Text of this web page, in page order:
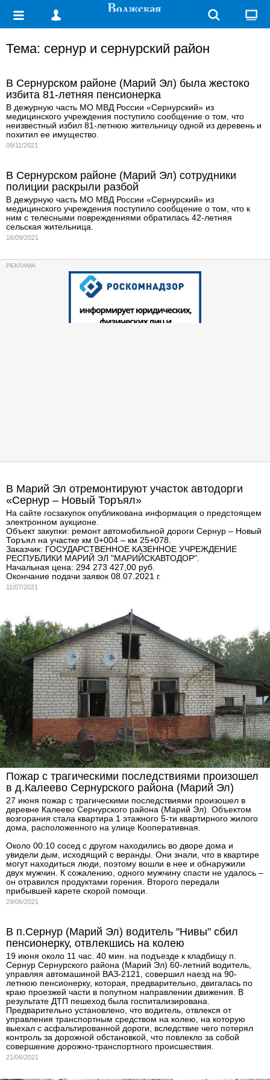
Тема: сернур и сернурский район
В Сернурском районе (Марий Эл) была жестоко
избита 81-летняя пенсионерка
В дежурную часть МО МВД России «Сернурский» из
медицинского учреждения поступило сообщение о том, что
неизвестный избил 81-летнюю жительницу одной из деревень и
похитил ее имущество.
09/11/2021
В Сернурском районе (Марий Эл) сотрудники
полиции раскрыли разбой
В дежурную часть МО МВД России «Сернурский» из
медицинского учреждения поступило сообщение о том, что к
ним с телесными повреждениями обратилась 42-летняя
сельская жительница.
16/09/2021
В Марий Эл отремонтируют участок автодорги
«Сернур – Новый Торъял»
На сайте госзакупок опубликована информация о предстоящем
электронном аукционе.
Объект закупки: ремонт автомобильной дороги Сернур – Новый
Торъял на участке км 0+004 – км 25+078.
Заказчик: ГОСУДАРСТВЕННОЕ КАЗЕННОЕ УЧРЕЖДЕНИЕ
РЕСПУБЛИКИ МАРИЙ ЭЛ "МАРИЙСКАВТОДОР".
Начальная цена: 294 273 427,00 руб.
Окончание подачи заявок 08.07.2021 г.
11/07/2021
Пожар с трагическими последствиями произошел
в д.Калеево Сернурского района (Марий Эл)
27 июня пожар с трагическими последствиями произошел в
деревне Калеево Сернурского района (Марий Эл). Объектом
возгорания стала квартира 1 этажного 5-ти квартирного жилого
дома, расположенного на улице Кооперативная.
Около 00:10 сосед с другом находились во дворе дома и
увидели дым, исходящий с веранды. Они знали, что в квартире
могут находиться люди, поэтому вошли в нее и обнаружили
двух мужчин. К сожалению, одного мужчину спасти не удалось –
он отравился продуктами горения. Второго передали
прибывшей карете скорой помощи.
29/06/2021
В п.Сернур (Марий Эл) водитель "Нивы" сбил
пенсионерку, отвлекшись на колею
19 июня около 11 час. 40 мин. на подъезде к кладбищу п.
Сернур Сернурского района (Марий Эл) 60-летний водитель,
управляя автомашиной ВАЗ-2121, совершил наезд на 90-
летнюю пенсионерку, которая, предварительно, двигалась по
краю проезжей части в попутном направлении движения. В
результате ДТП пешеход была госпитализирована.
Предварительно установлено, что водитель, отвлекся от
управления транспортным средством на колею, на которую
выехал с асфальтированной дороги, вследствие чего потерял
контроль за дорожной обстановкой, что повлекло за собой
совершение дорожно-транспортного происшествия.
21/06/2021